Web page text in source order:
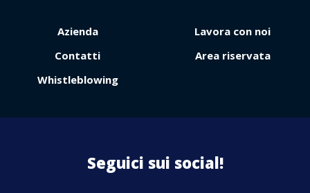
Azienda
Lavora con noi
Contatti
Area riservata
Whistleblowing
Seguici sui social!